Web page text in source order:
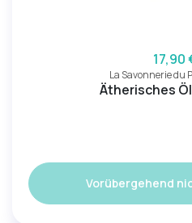
17,90
La Savonnerie du
Ätherisches
Vorübergehend